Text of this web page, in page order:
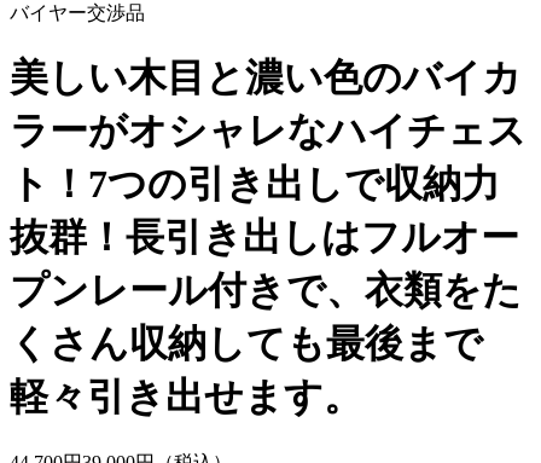
バイヤー交渉品
美しい木目と濃い色のバイカ
ラーがオシャレなハイチェス
ト！7つの引き出しで収納力
抜群！長引き出しはフルオー
プンレール付きで、衣類をた
くさん収納しても最後まで
軽々引き出せます。